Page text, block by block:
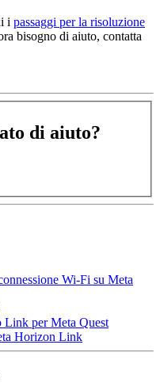
i passaggi per la risoluzione
bisogno di aiuto, contatta
di aiuto?
Wi-Fi su Meta
Link per Meta Quest
Horizon Link